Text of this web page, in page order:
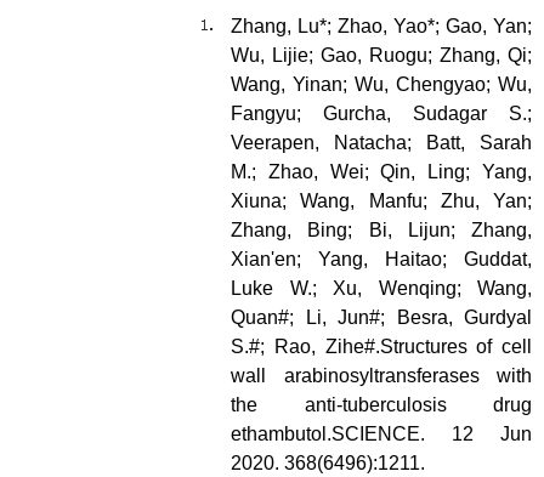
Zhang, Lu*; Zhao, Yao*; Gao, Yan;
Wu, Lijie; Gao, Ruogu; Zhang, Qi;
Wang, Yinan; Wu, Chengyao; Wu,
Fangyu; Gurcha, Sudagar S.;
Veerapen, Natacha; Batt, Sarah
M.; Zhao, Wei; Qin, Ling; Yang,
Xiuna; Wang, Manfu; Zhu, Yan;
Zhang, Bing; Bi, Lijun; Zhang,
Xian'en; Yang, Haitao; Guddat,
Luke W.; Xu, Wenqing; Wang,
Quan#; Li, Jun#; Besra, Gurdyal
S.#; Rao, Zihe#.Structures of cell
wall arabinosyltransferases with
the anti-tuberculosis drug
ethambutol.SCIENCE. 12 Jun
2020. 368(6496):1211.